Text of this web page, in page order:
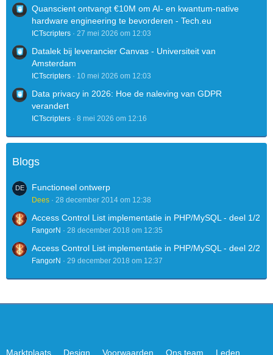
Quanscient ontvangt €10M om AI- en kwantum-native
hardware engineering te bevorderen - Tech.eu
ICTscripters 27 mei 2026 om 12:03
Datalek bij leverancier Canvas - Universiteit van
Amsterdam
ICTscripters 10 mei 2026 om 12:03
Data privacy in 2026: Hoe de naleving van GDPR
verandert
ICTscripters 8 mei 2026 om 12:16
Blogs
Functioneel ontwerp
Dees 28 december 2014 om 12:38
Access Control List implementatie in PHP/MySQL - deel 1/2
FangorN 28 december 2018 om 12:35
Access Control List implementatie in PHP/MySQL - deel 2/2
FangorN 29 december 2018 om 12:37
Marktplaats Design Voorwaarden Ons team Leden